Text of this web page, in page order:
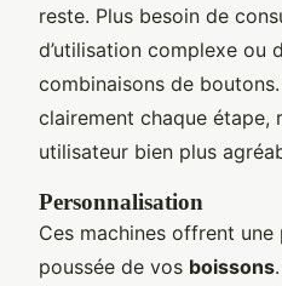
reste. Plus besoin de
d’utilisation complexe ou
combinaisons de boutons.
clairement chaque étape,
utilisateur bien plus
Personnalisation
Ces machines offrent une
poussée de vos boissons